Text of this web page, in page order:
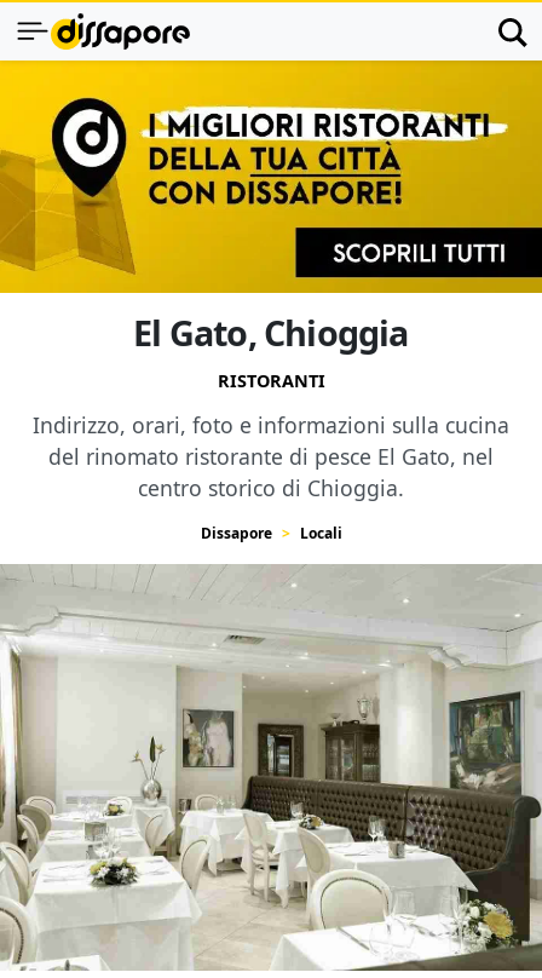
El Gato, Chioggia
RISTORANTI
Indirizzo, orari, foto e informazioni sulla cucina
del rinomato ristorante di pesce El Gato, nel
centro storico di Chioggia.
Dissapore Locali